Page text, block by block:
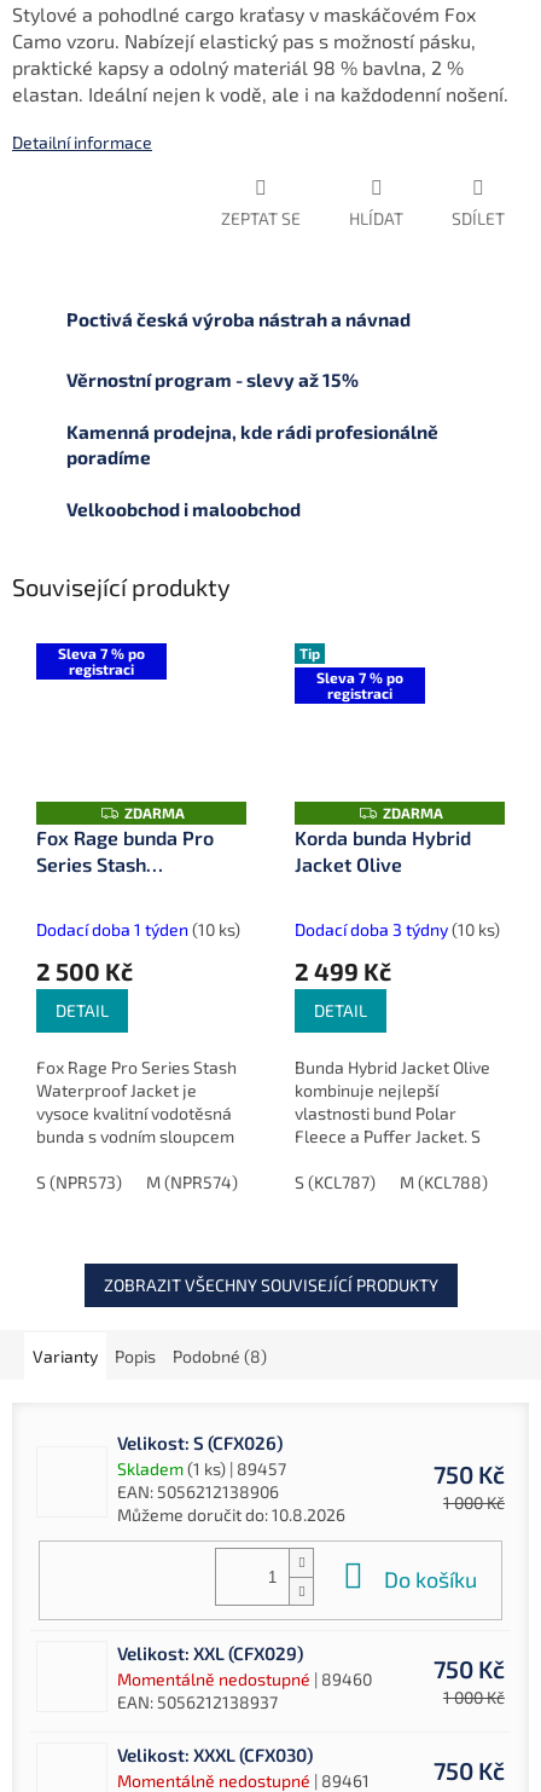
cena:
Stylové a pohodlné cargo kraťasy v maskáčovém Fox
Camo vzoru. Nabízejí elastický pas s možností pásku,
praktické kapsy a odolný materiál 98 % bavlna, 2 %
elastan. Ideální nejen k vodě, ale i na každodenní nošení.
Detailní informace
ZEPTAT SE HLÍDAT SDÍLET
Poctivá česká výroba nástrah a návnad
Věrnostní program - slevy až 15%
Kamenná prodejna, kde rádi profesionálně
poradíme
Velkoobchod i maloobchod
Související produkty
Sleva 7 % po
registraci
Z
D
A
R
ZDARMA
Fox Rage bunda Pro
Series Stash
Dodací doba 1 týden (10 ks)
2 500 Kč
DETAIL
Fox Rage Pro Series Stash
Waterproof Jacket je
vysoce kvalitní vodotěsná
bunda s vodním sloupcem
000 g/m². S podšitými švy,
S (NPR573) M (NPR574) L (NPR575) XL (NPR576)
Tip
Sleva 7 % po
registraci
Z
D
A
R
ZDARMA
Korda bunda Hybrid
Jacket Olive
Dodací doba 3 týdny(10 ks)
2 499 Kč
DETAIL
Bunda Hybrid Jacket Olive
kombinuje nejlepší
vlastnosti bund Polar
Fleece a Puffer Jacket. S
dutých vláken vás udrží v
S (KCL787) M (KCL788)
ZOBRAZIT VŠECHNY SOUVISEJÍCÍ PRODUKTY
Varianty Popis Podobné (8)
Velikost: S (CFX026)
Skladem(1 ks) | 89457
EAN: 5056212138906
Můžeme doručit do:10.8.2026
750 Kč
1 000 Kč
Do košíku
Velikost: XXL (CFX029)
Momentálně nedostupné | 89460
EAN: 5056212138937
750 Kč
1 000 Kč
Velikost: XXXL (CFX030)
Momentálně nedostupné | 89461
750 Kč